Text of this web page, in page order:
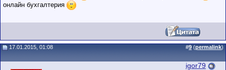
онлайн бухгалтерия
17.01.2015, 01:08 #9 (permalink)
igor79